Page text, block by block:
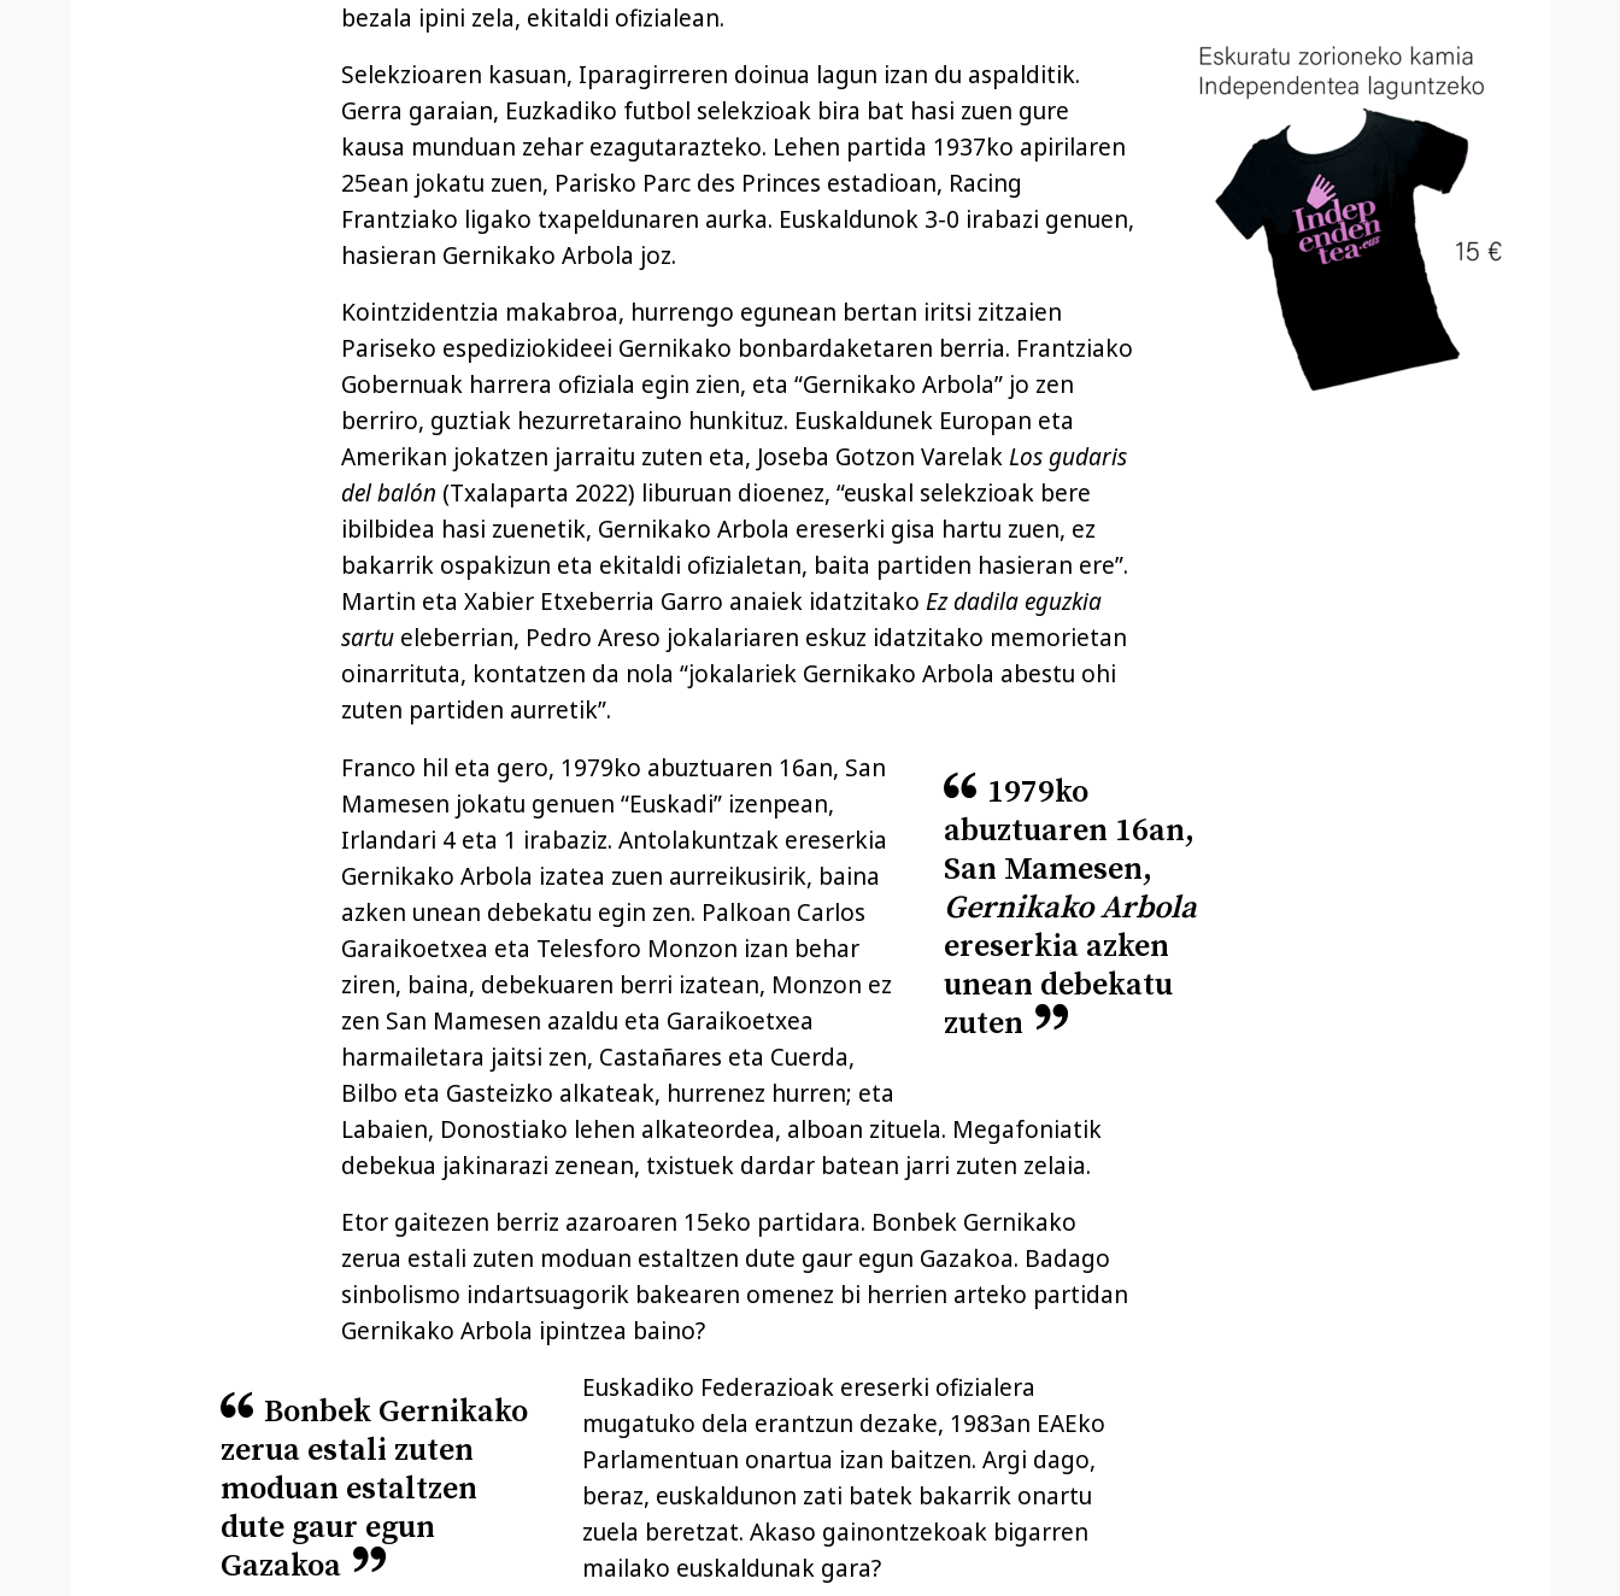
bezala ipini zela, ekitaldi ofizialean.
Selekzioaren kasuan, Iparagirreren doinua lagun izan du aspalditik.
Gerra garaian, Euzkadiko futbol selekzioak bira bat hasi zuen gure
kausa munduan zehar ezagutarazteko. Lehen partida 1937ko apirilaren
25ean jokatu zuen, Parisko Parc des Princes estadioan, Racing
Frantziako ligako txapeldunaren aurka. Euskaldunok 3-0 irabazi genuen,
hasieran Gernikako Arbola joz.
Kointzidentzia makabroa, hurrengo egunean bertan iritsi zitzaien
Pariseko espediziokideei Gernikako bonbardaketaren berria. Frantziako
Gobernuak harrera ofiziala egin zien, eta “Gernikako Arbola” jo zen
berriro, guztiak hezurretaraino hunkituz. Euskaldunek Europan eta
Amerikan jokatzen jarraitu zuten eta, Joseba Gotzon VarelakLos gudaris
del balón (Txalaparta 2022) liburuan dioenez, “euskal selekzioak bere
ibilbidea hasi zuenetik, Gernikako Arbola ereserki gisa hartu zuen, ez
bakarrik ospakizun eta ekitaldi ofizialetan, baita partiden hasieran ere”.
Martin eta Xabier Etxeberria Garro anaiek idatzitako Ez dadila eguzkia
sartu eleberrian, Pedro Areso jokalariaren eskuz idatzitako memorietan
oinarrituta, kontatzen da nola “jokalariek Gernikako Arbola abestu ohi
zuten partiden aurretik”.
1979ko
abuztuaren 16an,
San Mamesen,
Gernikako Arbola
ereserkia azken
unean debekatu
zuten
Franco hil eta gero, 1979ko abuztuaren 16an, San
Mamesen jokatu genuen “Euskadi” izenpean,
Irlandari 4 eta 1 irabaziz. Antolakuntzak ereserkia
Gernikako Arbola izatea zuen aurreikusirik, baina
azken unean debekatu egin zen. Palkoan Carlos
Garaikoetxea eta Telesforo Monzon izan behar
ziren, baina, debekuaren berri izatean, Monzon ez
zen San Mamesen azaldu eta Garaikoetxea
harmailetara jaitsi zen, Castañares eta Cuerda,
Bilbo eta Gasteizko alkateak, hurrenez hurren; eta
Labaien, Donostiako lehen alkateordea, alboan zituela. Megafoniatik
debekua jakinarazi zenean, txistuek dardar batean jarri zuten zelaia.
Etor gaitezen berriz azaroaren 15eko partidara. Bonbek Gernikako
zerua estali zuten moduan estaltzen dute gaur egun Gazakoa. Badago
sinbolismo indartsuagorik bakearen omenez bi herrien arteko partidan
Gernikako Arbola ipintzea baino?
Bonbek Gernikako
zerua estali zuten
moduan estaltzen
dute gaur egun
Gazakoa
Euskadiko Federazioak ereserki ofizialera
mugatuko dela erantzun dezake, 1983an EAEko
Parlamentuan onartua izan baitzen. Argi dago,
beraz, euskaldunon zati batek bakarrik onartu
zuela beretzat. Akaso gainontzekoak bigarren
mailako euskaldunak gara?